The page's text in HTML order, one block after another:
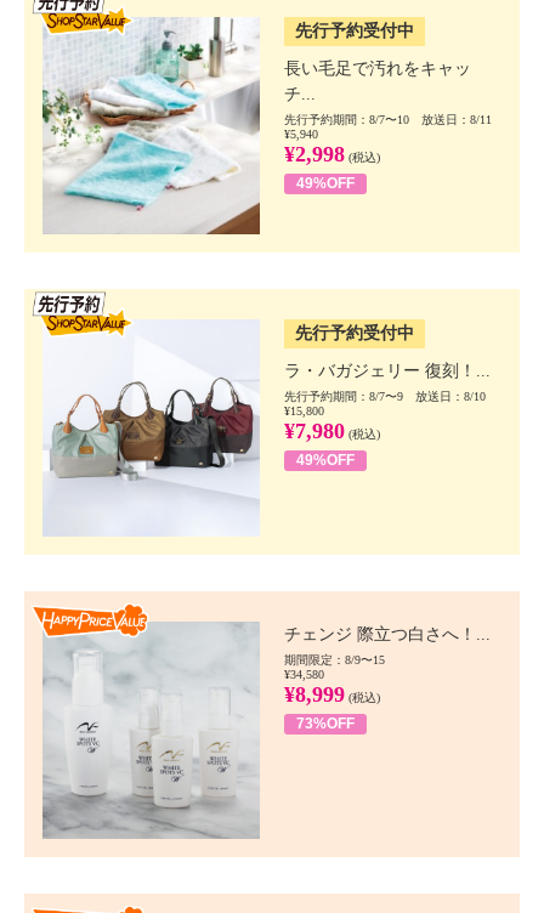
先行予約受付中
長い毛足で汚れをキャッ
チ...
先行予約期間：8/7〜10 放送日：8/11
¥5,940
¥2,998 (税込)
49%OFF
先行予約受付中
ラ・バガジェリー 復刻！...
先行予約期間：8/7〜9 放送日：8/10
¥15,800
¥7,980 (税込)
49%OFF
チェンジ 際立つ白さへ！...
期間限定：8/9〜15
¥34,580
¥8,999 (税込)
73%OFF